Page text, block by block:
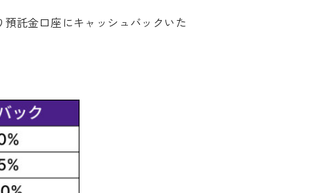
託金口座にキャッシュバックいた